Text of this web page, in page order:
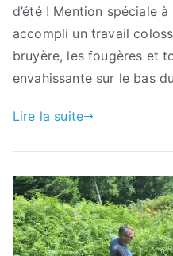
d’été ! Mention spéciale
accompli un travail
bruyère, les fougères et
envahissante sur le bas
Lire la suite